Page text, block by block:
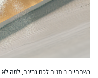
כשהחיים נותנים לכם גבינה, למה לא